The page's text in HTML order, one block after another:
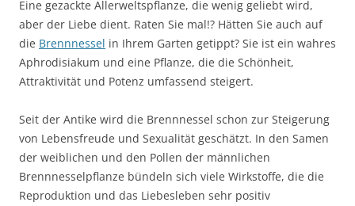
Eine gezackte Allerweltspflanze, die wenig geliebt wird,
aber der Liebe dient. Raten Sie mal!? Hätten Sie auch auf
die Brennnessel in Ihrem Garten getippt? Sie ist ein wahres
Aphrodisiakum und eine Pflanze, die die Schönheit,
Attraktivität und Potenz umfassend steigert.
Seit der Antike wird die Brennnessel schon zur Steigerung
von Lebensfreude und Sexualität geschätzt. In den Samen
der weiblichen und den Pollen der männlichen
Brennnesselpflanze bündeln sich viele Wirkstoffe, die die
Reproduktion und das Liebesleben sehr positiv